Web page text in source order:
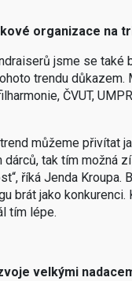
organizace na
jsme se také
trendu
ČVUT,
můžeme přivítat
dárců, tak tím možná
říká Jenda Kroupa.
brát jako
tím lépe.
velkými